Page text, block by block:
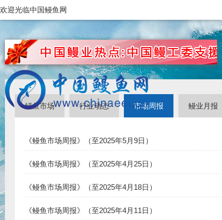
欢迎光临中国鳗鱼网
鳗鱼市场 行业动态 市场周报 鳗业月报
《鳗鱼市场周报》（至2025年5月9日）
《鳗鱼市场周报》（至2025年4月25日）
《鳗鱼市场周报》（至2025年4月18日）
《鳗鱼市场周报》（至2025年4月11日）